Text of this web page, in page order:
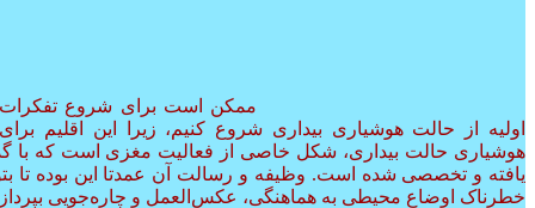
ممکن است برای شروع تفکرات
اولیه از حالت هوشیاری بیداری شروع کنیم، زیرا این اقلیم
هوشیاری حالت بیداری، شکل خاصی از فعالیت مغزی است که با
یافته و تخصصی شده است. وظیفه و رسالت آن عمدتا این بوده تا
خطرناک اوضاع محیطی به هماهنگی، عکس‌العمل و چاره‌جویی